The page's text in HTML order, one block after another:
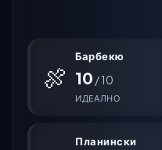
🍖
Барбекю
10 / 10
ИДЕАЛНО
Планински